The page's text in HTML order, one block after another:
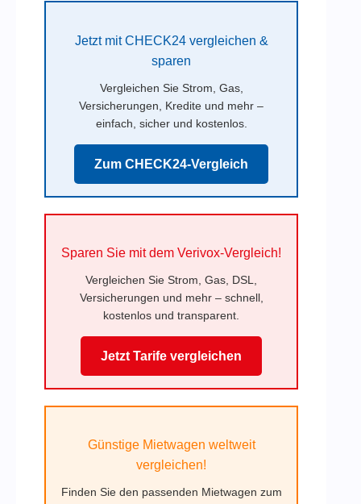
Jetzt mit CHECK24 vergleichen &
sparen
Vergleichen Sie Strom, Gas,
Versicherungen, Kredite und mehr –
einfach, sicher und kostenlos.
Zum CHECK24-Vergleich
Sparen Sie mit dem Verivox-Vergleich!
Vergleichen Sie Strom, Gas, DSL,
Versicherungen und mehr – schnell,
kostenlos und transparent.
Jetzt Tarife vergleichen
Günstige Mietwagen weltweit
vergleichen!
Finden Sie den passenden Mietwagen zum